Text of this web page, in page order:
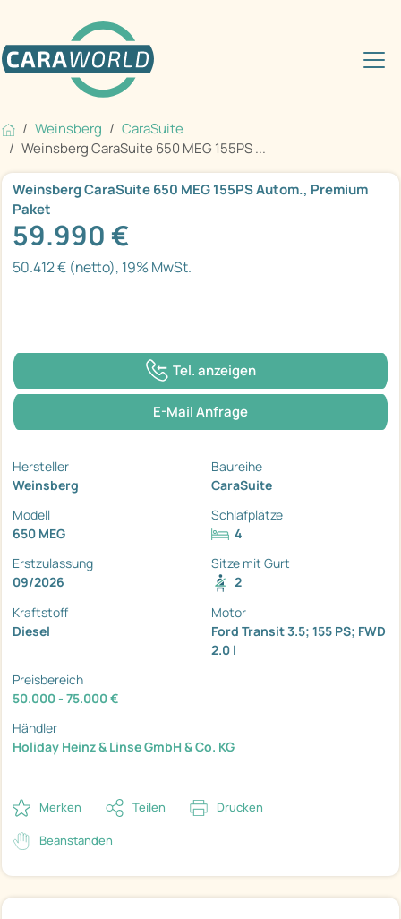
Weinsberg
CaraSuite
Weinsberg CaraSuite 650 MEG 155PS ...
Weinsberg CaraSuite 650 MEG 155PS Autom., Premium
Paket
59.990 €
50.412 € (netto), 19% MwSt.
Tel. anzeigen
E-Mail Anfrage
Hersteller
Weinsberg
Baureihe
CaraSuite
Modell
650 MEG
Schlafplätze
4
Erstzulassung
09/2026
Sitze mit Gurt
2
Kraftstoff
Diesel
Motor
Ford Transit 3.5; 155 PS; FWD
2.0 l
Preisbereich
50.000 - 75.000 €
Händler
Holiday Heinz & Linse GmbH & Co. KG
Merken Teilen Drucken
Beanstanden